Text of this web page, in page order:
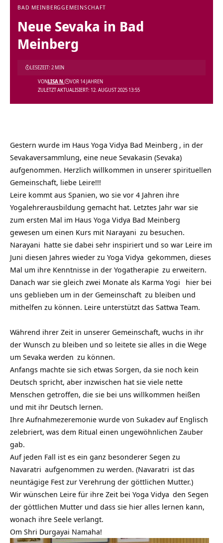
BAD MEINBERGGEMEINSCHAFT
Neue Sevaka in Bad
Meinberg
ZULETZT AKTUALISIERT: 12. AUGUST 2025 13:55
VONLISA N. VOR 14 JAHREN
LESEZEIT: 2 MIN
Gestern wurde im Haus Yoga Vidya Bad Meinberg , in der
Sevakaversammlung, eine neue Sevakasin (Sevaka)
aufgenommen. Herzlich willkommen in unserer spirituellen
Gemeinschaft, liebe Leire!!!
Leire kommt aus Spanien, wo sie vor 4 Jahren ihre
Yogalehrerausbildung gemacht hat. Letztes Jahr war sie
zum ersten Mal im Haus Yoga Vidya Bad Meinberg
gewesen um einen Kurs mit Narayani zu besuchen.
Narayani hatte sie dabei sehr inspiriert und so war Leire im
Juni diesen Jahres wieder zu Yoga Vidya gekommen, dieses
Mal um ihre Kenntnisse in der Yogatherapie zu erweitern.
Danach war sie gleich zwei Monate als Karma Yogi
hier bei
uns geblieben um in der Gemeinschaft zu bleiben und
mithelfen zu können. Leire unterstützt das Sattwa Team.
Während ihrer Zeit in unserer Gemeinschaft, wuchs in ihr
der Wunsch zu bleiben und so leitete sie alles in die Wege
um Sevaka werden zu können.
Anfangs machte sie sich etwas Sorgen, da sie noch kein
Deutsch spricht, aber inzwischen hat sie viele nette
Menschen getroffen, die sie bei uns willkommen heißen
und mit ihr Deutsch lernen.
Ihre Aufnahmezeremonie wurde von Sukadev auf Englisch
zelebriert, was dem Ritual einen ungewöhnlichen Zauber
gab.
Auf jeden Fall ist es ein ganz besonderer Segen zu
Navaratri aufgenommen zu werden. (Navaratri ist das
neuntägige Fest zur Verehrung der göttlichen Mutter.)
Wir wünschen Leire für ihre Zeit bei Yoga Vidya den Segen
der göttlichen Mutter und dass sie hier alles lernen kann,
wonach ihre Seele verlangt.
Om Shri Durgayai Namaha!